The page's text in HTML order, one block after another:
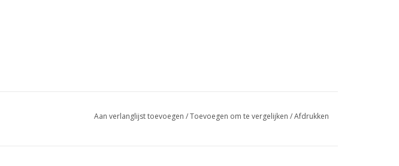
Aan verlanglijst toevoegen /Toevoegen om te vergelijken /Afdrukken